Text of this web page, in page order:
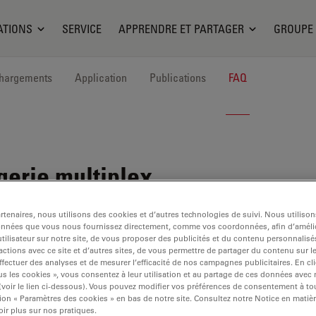
SERVICE APPRENDRE ET PARTAGER GROUPE
Application Publications FAQ
multiplex
grâce au multiplexage ouvert.
nous utilisons des cookies et d’autres technologies de suivi. Nous
que vous nous fournissez directement, comme vos coordonnées, afin
sur notre site, de vous proposer des publicités et du contenu
avec ce site et d’autres sites, de vous permettre de partager du contenu sur
des analyses et de mesurer l’efficacité de nos campagnes publicitaires. En
les cookies », vous consentez à leur utilisation et au partage de ces données avec
le lien ci-dessous). Vous pouvez modifier vos préférences de consentement à
« Paramètres des cookies » en bas de notre site. Consultez notre Notice en
plus sur nos pratiques.